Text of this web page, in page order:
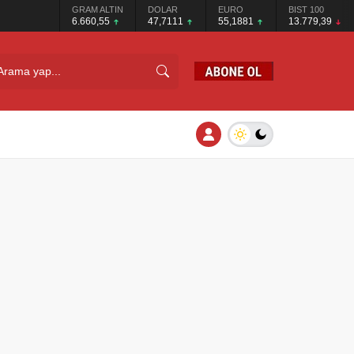
GRAM ALTIN
6.660,55
DOLAR
47,7111
EURO
55,1881
BIST 100
13.779,39